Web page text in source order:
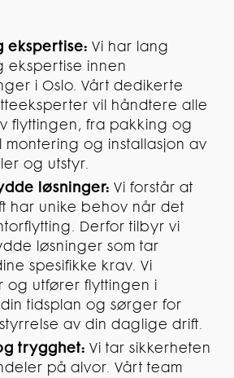
ekspertise: Vi har lang
ekspertise innen
i Oslo. Vårt dedikerte
vil håndtere alle
flyttingen, fra pakking og
montering og installasjon av
og utstyr.
løsninger: Vi forstår at
har unike behov når det
Derfor tilbyr vi
løsninger som tar
spesifikke krav. Vi
og utfører flyttingen i
tidsplan og sørger for
av din daglige drift.
trygghet: Vi tar sikkerheten
på alvor. Vårt team